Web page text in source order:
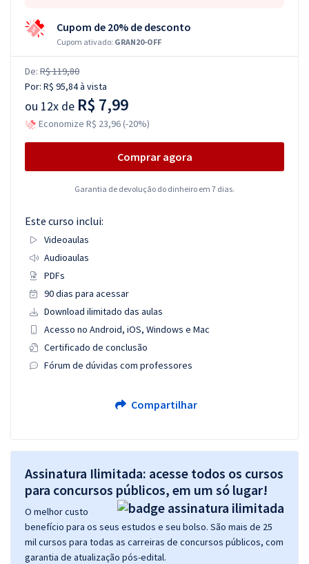
Cupom de 20% de desconto
Cupom ativado: GRAN20-OFF
De: R$ 119,80
Por: R$ 95,84à vista
ou 12x de R$ 7,99
Economize R$ 23,96 (-20%)
Comprar agora
Garantia de devolução do dinheiro em 7 dias.
Este curso inclui:
Videoaulas
Audioaulas
PDFs
90 dias para acessar
Download ilimitado das aulas
Acesso no Android, iOS, Windows e Mac
Certificado de conclusão
Fórum de dúvidas com professores
Compartilhar
Assinatura Ilimitada: acesse todos os cursos
para concursos públicos, em um só lugar!
O melhor custo
benefício para os seus estudos e seu bolso. São mais de 25
mil cursos para todas as carreiras de concursos públicos, com
garantia de atualização pós-edital.